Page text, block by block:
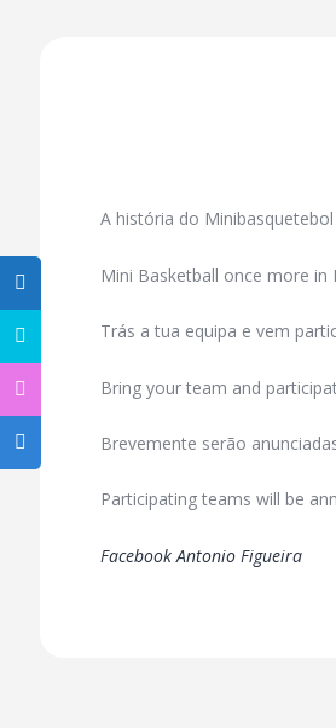
A história do
Mini Basketball once more in
Trás a tua equipa e vem
Bring your team and
Brevemente serão
Participating teams will be
Facebook Antonio Figueira